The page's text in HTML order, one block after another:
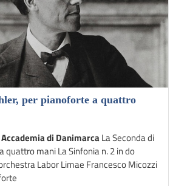
per pianoforte a quattro
di DanimarcaLa Seconda di
quattro mani La Sinfonia n. 2 in do
Labor Limae Francesco Micozzi